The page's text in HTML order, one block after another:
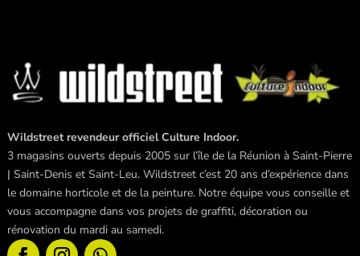
Wildstreet revendeur officiel Culture Indoor.
3 magasins ouverts depuis 2005 sur l’île de la Réunion à Saint-Pierre
| Saint-Denis et Saint-Leu. Wildstreet c’est 20 ans d’expérience dans
le domaine horticole et de la peinture. Notre équipe vous conseille et
vous accompagne dans vos projets de graffiti, décoration ou
rénovation du mardi au samedi.